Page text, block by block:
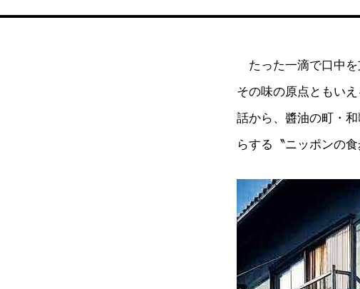
たった一滴で口中を
その味の原点ともい
話から、醬油の町・
らする〝ニッポンの